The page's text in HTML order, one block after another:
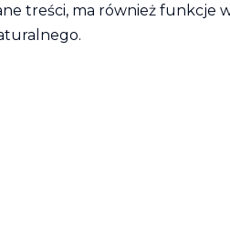
treści, ma również funkcje